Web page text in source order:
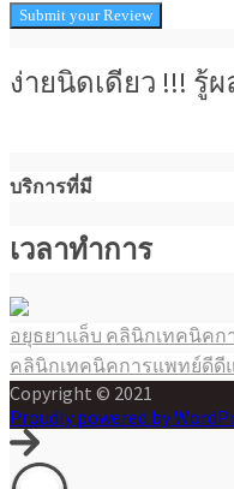
ง่ายนิดเดียว !!! รู้
บริการที่มี
เวลาทำการ
แนะแนว
เรื่อง
อยุธยาแล็บ คลินิกเทคนิคกา
คลินิกเทคนิคการแพทย์ดีดีแ
Copyright © 2021
Proudly powered by